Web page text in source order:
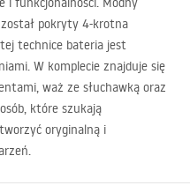
pokryty 4-krotna
tej technice bateria jest
W komplecie znajduje się
waż ze słuchawką oraz
które szukają
oryginalną i